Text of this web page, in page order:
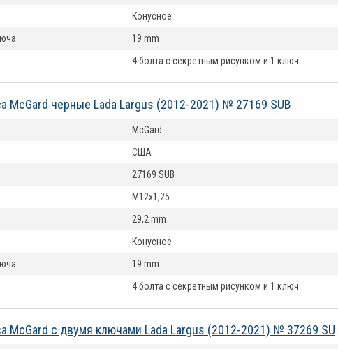
Конусное
19 mm
4 болта с секретным рисунком и 1 ключ
McGard черные Lada Largus (2012-2021) № 27169 SUB
McGard
США
27169 SUB
M12x1,25
29,2 mm
Конусное
19 mm
4 болта с секретным рисунком и 1 ключ
McGard с двумя ключами Lada Largus (2012-2021) № 37269 SU